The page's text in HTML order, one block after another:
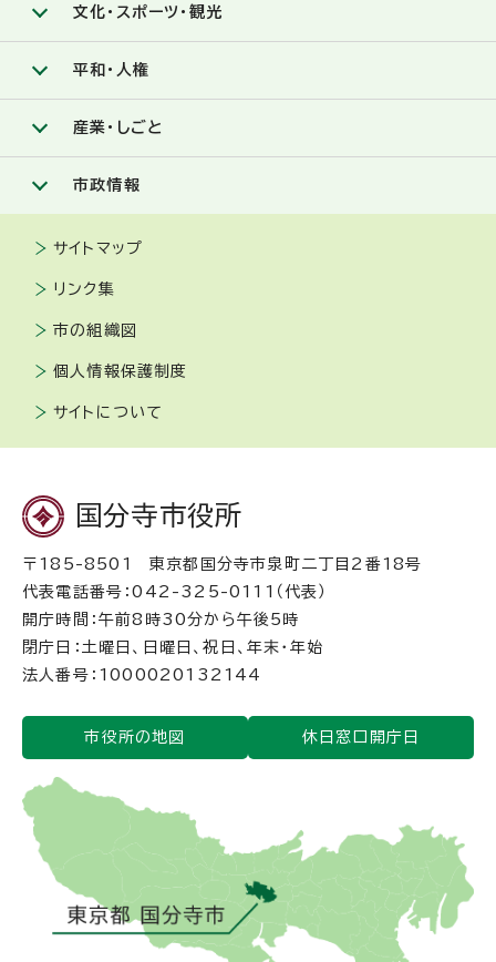
文化・スポーツ・観光
平和・人権
産業・しごと
市政情報
サイトマップ
リンク集
市の組織図
個人情報保護制度
サイトについて
国分寺市役所
〒185-8501 東京都国分寺市泉町二丁目2番18号
代表電話番号：042-325-0111（代表）
開庁時間：午前8時30分から午後5時
閉庁日：土曜日、日曜日、祝日、年末・年始
法人番号：1000020132144
市役所の地図 休日窓口開庁日